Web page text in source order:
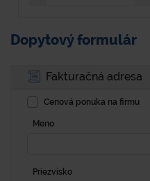
Dopytový formulár
Fakturačná adresa
Cenová ponuka na firmu
Meno
Priezvisko